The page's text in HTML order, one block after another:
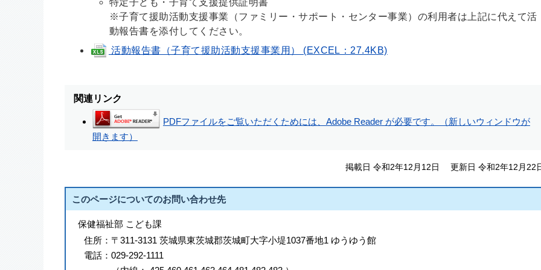
※子育て援助活動支援事業（ファミリー・サポート・センター事業）の利用者は上記に代えて活
動報告書を添付してください。
活動報告書（子育て援助活動支援事業用） (EXCEL：27.4KB)
関連リンク
PDFファイルをご覧いただくためには、Adobe Reader が必要です。（新しいウィンドウが
開きます）
掲載日 令和2年12月12日 更新日 令和2年12月22
このページについてのお問い合わせ先
保健福祉部 こども課
住所： 〒311-3131 茨城県東茨城郡茨城町大字小堤1037番地1 ゆうゆう館
電話： 029-292-1111